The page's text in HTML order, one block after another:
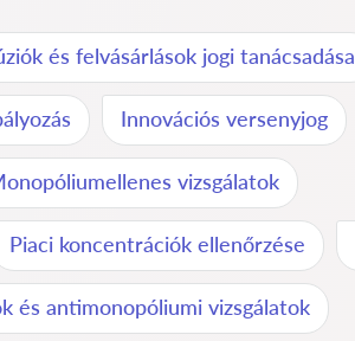
és felvásárlások jogi tanácsadása
Innovációs versenyjog
vizsgálatok
Piaci koncentrációk ellenőrzése
és antimonopóliumi vizsgálatok